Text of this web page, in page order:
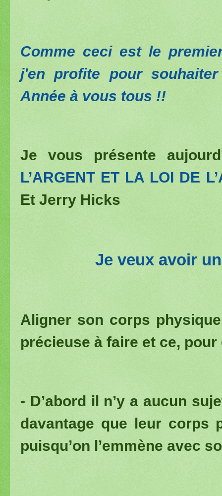
Comme ceci est le
j'en profite pour
Année à vous tous !!
Je vous présente
L’ARGENT ET LA LOI DE
Et Jerry Hicks
Je veux avoir
Aligner son corps
précieuse à faire et ce,
- D’abord il n’y a aucun
davantage que leur corps
puisqu’on l’emmène avec